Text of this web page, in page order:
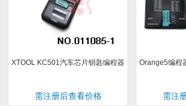
XTOOL KC501汽车芯片钥匙编程器
需注册后查看价格
Orange5编程
需注